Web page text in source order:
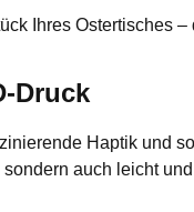
Ihres Ostertisches
Druck
Haptik und
auch leicht